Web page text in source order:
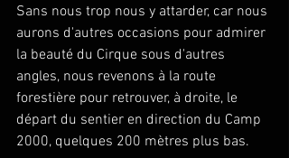
Sans nous trop nous y attarder, car nous
aurons d'autres occasions pour admirer
la beauté du Cirque sous d'autres
angles, nous revenons à la route
forestière pour retrouver, à droite, le
départ du sentier en direction du Camp
2000, quelques 200 mètres plus bas.